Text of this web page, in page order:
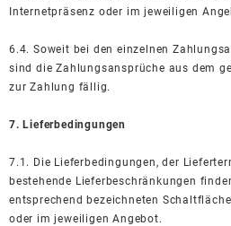
Internetpräsenz oder im jeweiligen
6.4. Soweit bei den einzelnen
sind die Zahlungsansprüche aus dem
zur Zahlung fällig.
7. Lieferbedingungen
7.1. Die Lieferbedingungen, der
bestehende Lieferbeschränkungen
entsprechend bezeichneten
oder im jeweiligen Angebot.